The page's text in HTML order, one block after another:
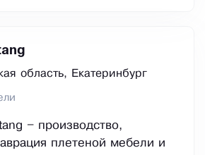
область, Екатеринбург
– производство,
плетеной мебели и